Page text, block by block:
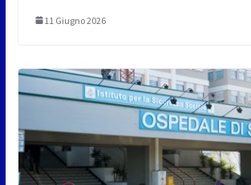
11 Giugno 2026